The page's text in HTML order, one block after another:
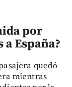
por
España?
quedó
mientras